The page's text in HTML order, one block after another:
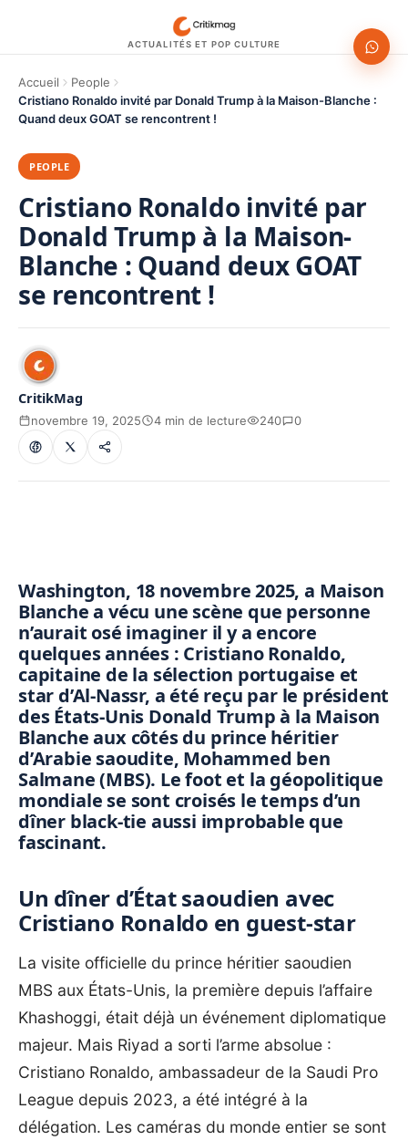
ACTUALITÉS ET POP CULTURE
Accueil
People
Cristiano Ronaldo invité par Donald Trump à la Maison-Blanche :
Quand deux GOAT se rencontrent !
PEOPLE
Cristiano Ronaldo invité par
Donald Trump à la Maison-
Blanche : Quand deux GOAT
se rencontrent !
CritikMag
novembre 19, 2025 4 min de lecture 240 0
Washington, 18 novembre 2025, a Maison
Blanche a vécu une scène que personne
n’aurait osé imaginer il y a encore
quelques années : Cristiano Ronaldo,
capitaine de la sélection portugaise et
star d’Al-Nassr, a été reçu par le président
des États-Unis Donald Trump à la Maison
Blanche aux côtés du prince héritier
d’Arabie saoudite, Mohammed ben
Salmane (MBS). Le foot et la géopolitique
mondiale se sont croisés le temps d’un
dîner black-tie aussi improbable que
fascinant.
Un dîner d’État saoudien avec
Cristiano Ronaldo en guest-star
La visite officielle du prince héritier saoudien
MBS aux États-Unis, la première depuis l’affaire
Khashoggi, était déjà un événement diplomatique
majeur. Mais Riyad a sorti l’arme absolue :
Cristiano Ronaldo, ambassadeur de la Saudi Pro
League depuis 2023, a été intégré à la
délégation. Les caméras du monde entier se sont